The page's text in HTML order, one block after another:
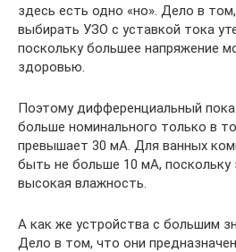
здесь есть одно «но». Дело в
выбирать УЗО с уставкой тока
поскольку большее напряжение
здоровью.
Поэтому дифференциальный
больше номинального только в
превышает 30 мА. Для ванных
быть не больше 10 мА, поскольку
высокая влажность.
А как же устройства с большим
Дело в том, что они